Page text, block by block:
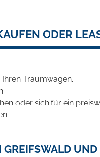
ODER
Ihren Traumwagen.
oder sich für ein